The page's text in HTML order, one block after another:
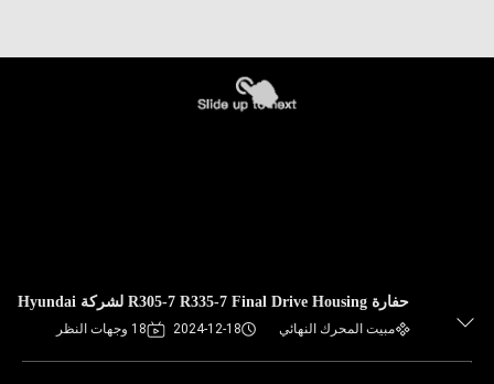
حفارة R305-7 R335-7 Final Drive Housing لشركة Hyundai
مبيت المحرك النهائي 2024-12-18 18 وجهات النظر